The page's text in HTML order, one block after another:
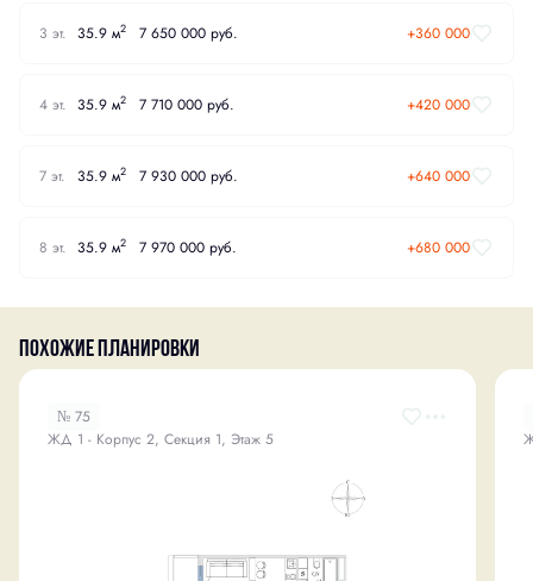
3 эт. 35.9 м2 7 650 000 руб. +360 000
4 эт. 35.9 м2 7 710 000 руб. +420 000
7 эт. 35.9 м2 7 930 000 руб. +640 000
8 эт. 35.9 м2 7 970 000 руб. +680 000
Похожие планировки
№ 75
ЖД 1 - Корпус 2, Секция 1, Этаж 5